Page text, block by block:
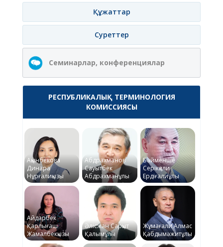
Құжаттар
Суреттер
Семинарлар, конференциялар
РЕСПУБЛИКАЛЫҚ ТЕРМИНОЛОГИЯ
КОМИССИЯСЫ
Ақынбекова
Динара
Нұрғалиқызы
Абдрахманов
Сауытбек
Абдрахманұлы
Байменше
Серікқали
Ердіғалиұлы
Айдарбек
Қарлығаш
Жамалбекқызы
Әлісжан Сарқыт
Қалымұлы
Жұмағали Алмас
Қабдымәжитұлы